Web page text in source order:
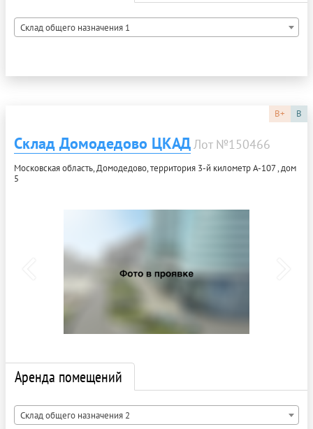
Склад общего назначения 1
B+ B
Склад Домодедово ЦКАДЛот №150466
Московская область, Домодедово, территория 3-й километр А-107 , дом
5
Аренда помещений
Склад общего назначения 2